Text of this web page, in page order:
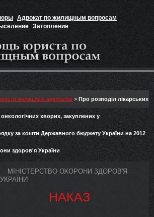
Адвокат по жилищным вопросам
Затопление
на жильё
жилищных адвокатов > Про розподіл лікарських
онкологічних хворих, закуплених у
за кошти Державного бюджету України на 2012
здоров'я України
МІНІСТЕРСТВО ОХОРОНИ ЗДОРОВ'Я
УКРАЇНИ
НАКАЗ